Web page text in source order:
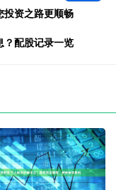
投资之路更顺畅
？配股记录一览